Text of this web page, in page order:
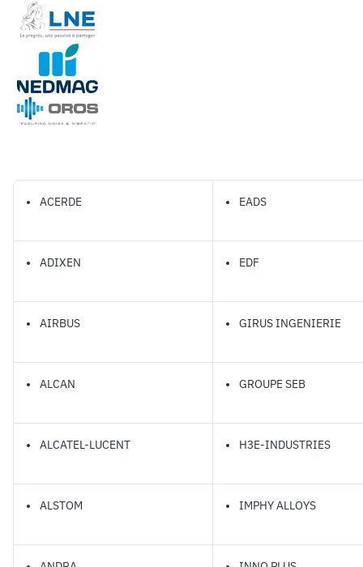
ACERDE EADS
ADIXEN EDF
AIRBUS GIRUS INGENIERIE
ALCAN GROUPE SEB
ALCATEL-LUCENT H3E-INDUSTRIES
ALSTOM IMPHY ALLOYS